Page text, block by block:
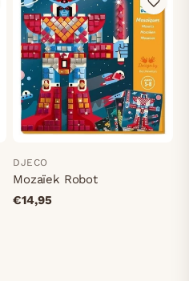
DJECO
Mozaïek Robot
€14,95